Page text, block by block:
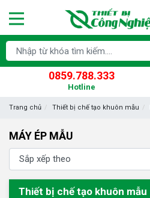
0859.788.333
Hotline
Trang chủ Thiết bị chế tạo khuôn mẫu
MÁY ÉP MẪU
Thiết bị chế tạo khuôn mẫu